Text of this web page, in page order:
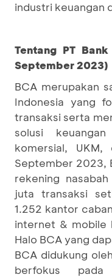
industri keuangan
Tentang PT
September 2023)
BCA merupakan
Indonesia yang
transaksi serta
solusi
komersial, UKM,
September 2023,
rekening
juta transaksi
1.252 kantor
internet & mobile
Halo BCA yang
BCA didukung
berfokus pada